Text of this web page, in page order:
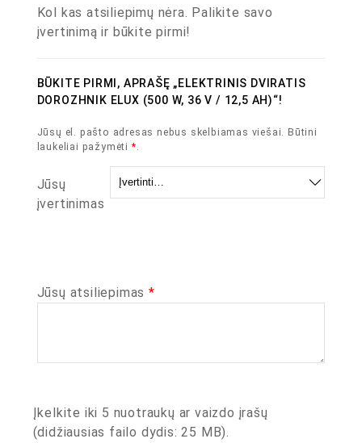
Kol kas atsiliepimų nėra. Palikite savo
įvertinimą ir būkite pirmi!
BŪKITE PIRMI, APRAŠĘ „ELEKTRINIS DVIRATIS
DOROZHNIK ELUX (500 W, 36 V / 12,5 AH)“!
Jūsų el. pašto adresas nebus skelbiamas viešai. Būtini
laukeliai pažymėti *
Jūsų
įvertinimas
Jūsų atsiliepimas *
Įkelkite iki 5 nuotraukų ar vaizdo įrašų
(didžiausias failo dydis: 25 MB).